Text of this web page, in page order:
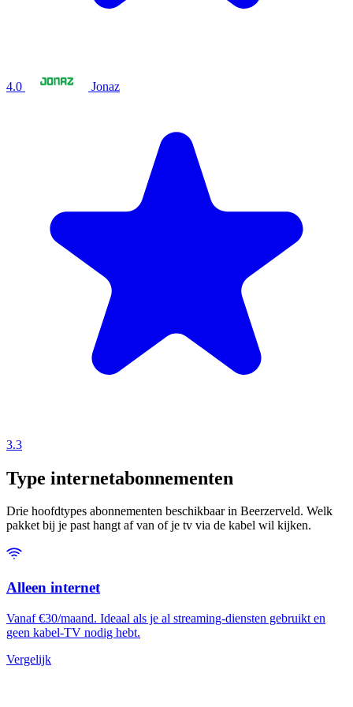
4.0 Jonaz
3.3
Type internetabonnementen
Drie hoofdtypes abonnementen beschikbaar in Beerzerveld. Welk
pakket bij je past hangt af van of je tv via de kabel wil kijken.
Alleen internet
Vanaf €30/maand. Ideaal als je al streaming-diensten gebruikt en
geen kabel-TV nodig hebt.
Vergelijk